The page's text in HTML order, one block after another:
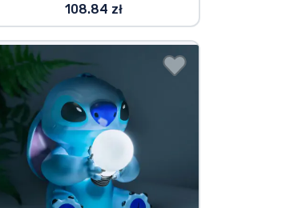
108.84 zł